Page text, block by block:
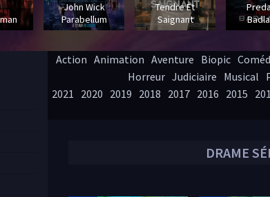
DRAME
Action Animation Aventure Biopic
Horreur Judiciaire Musical
2021 2020 2019 2018 2017 2016 2015
John Wick
Parabellum
Tendre Et
Saignant